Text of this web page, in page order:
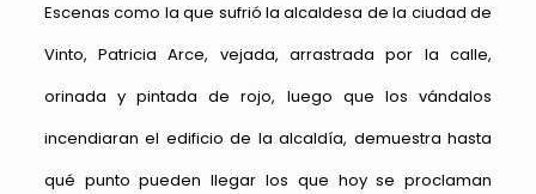
Escenas como la que sufrió la alcaldesa de la ciudad de
Vinto, Patricia Arce, vejada, arrastrada por la calle,
orinada y pintada de rojo, luego que los vándalos
incendiaran el edificio de la alcaldía, demuestra hasta
qué punto pueden llegar los que hoy se proclaman